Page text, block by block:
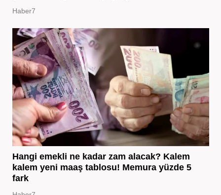
Haber7
Hangi emekli ne kadar zam alacak? Kalem
kalem yeni maaş tablosu! Memura yüzde 5
fark